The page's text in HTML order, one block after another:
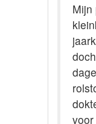
Mijn